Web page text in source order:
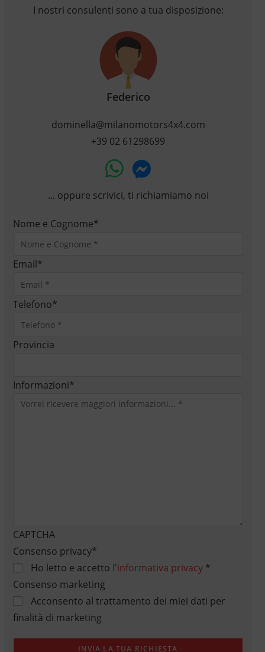
I nostri consulenti sono a tua disposizione:
Federico
dominella@milanomotors4x4.com
+39 02 61298699
... oppure scrivici, ti richiamiamo noi
Nome e Cognome*
Email*
Telefono*
Provincia
Informazioni*
CAPTCHA
Consenso privacy*
Ho letto e accetto l'informativa privacy*
Consenso marketing
Acconsento al trattamento dei miei dati per
finalità di marketing